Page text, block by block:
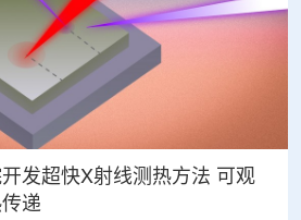
发超快X射线测热方法 可观
递